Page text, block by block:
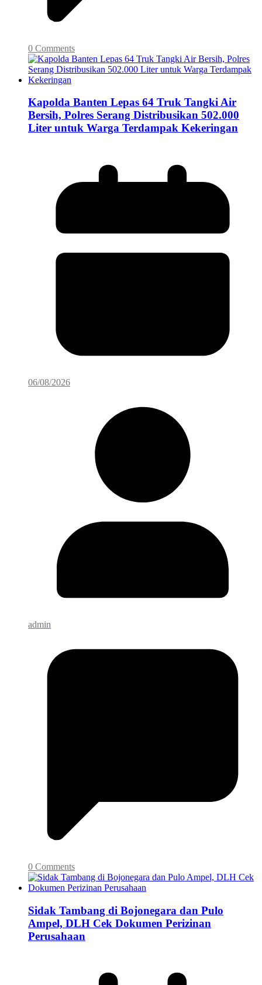
0 Comments
Kapolda Banten Lepas 64 Truk Tangki Air
Bersih, Polres Serang Distribusikan 502.000
Liter untuk Warga Terdampak Kekeringan
06/08/2026
admin
0 Comments
Sidak Tambang di Bojonegara dan Pulo
Ampel, DLH Cek Dokumen Perizinan
Perusahaan